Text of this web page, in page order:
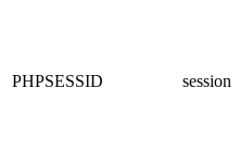
PHPSESSID session